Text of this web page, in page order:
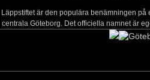
Läppstiftet är den populära benämningen
centrala Göteborg. Det officiella namnet är